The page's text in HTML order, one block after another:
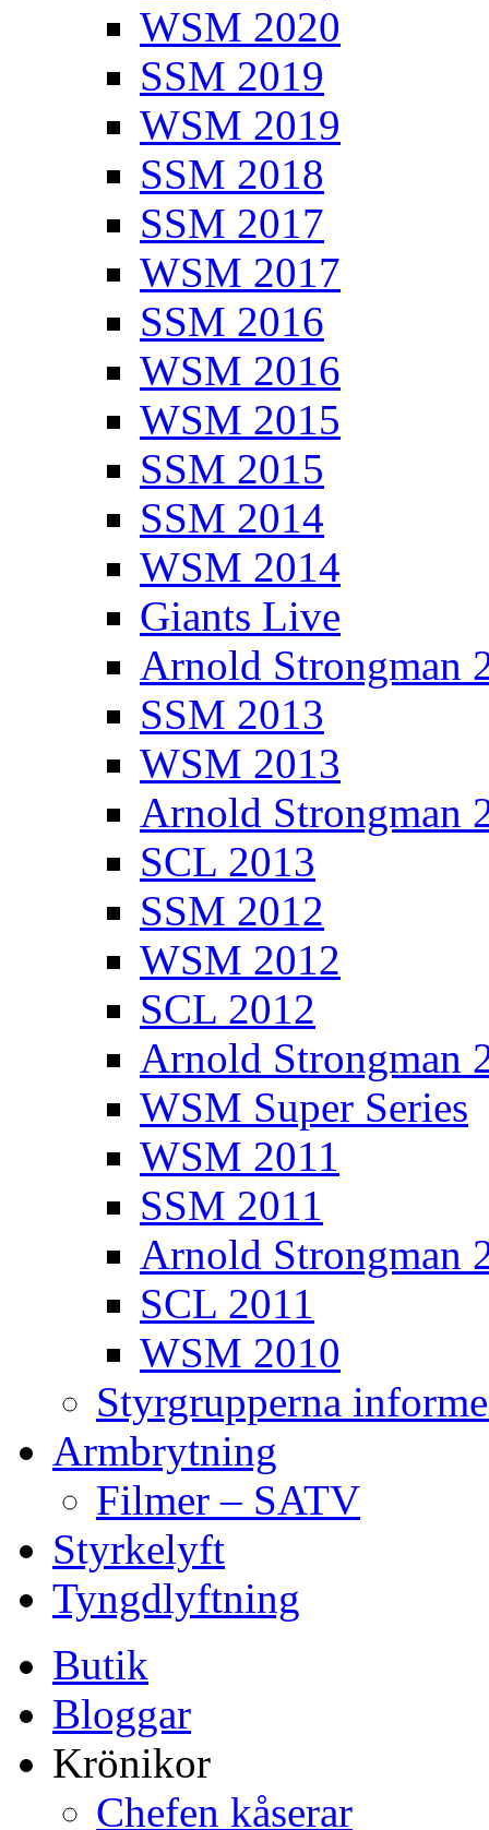
WSM 2020
SSM 2019
WSM 2019
SSM 2018
SSM 2017
WSM 2017
SSM 2016
WSM 2016
WSM 2015
SSM 2015
SSM 2014
WSM 2014
Giants Live
Arnold Strongman
SSM 2013
WSM 2013
Arnold Strongman
SCL 2013
SSM 2012
WSM 2012
SCL 2012
Arnold Strongman
WSM Super Series
WSM 2011
SSM 2011
Arnold Strongman
SCL 2011
WSM 2010
Styrgrupperna
Armbrytning
Filmer – SATV
Styrkelyft
Tyngdlyftning
Butik
Bloggar
Krönikor
Chefen kåserar